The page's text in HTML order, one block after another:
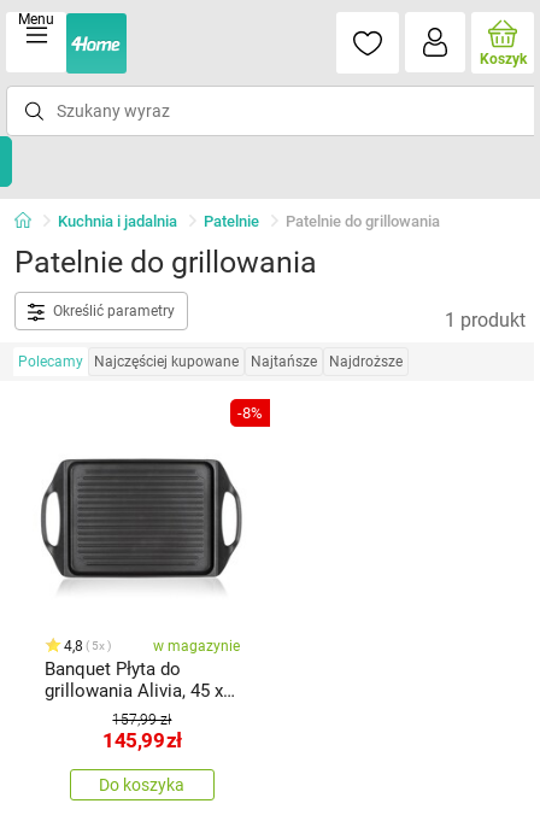
Menu
Koszyk
Kuchnia i jadalnia Patelnie Patelnie do grillowania
Patelnie do grillowania
Określić parametry 1 produkt
Polecamy Najczęściej kupowane Najtańsze Najdroższe
-8%
4,8 5x w magazynie
Banquet Płyta do
grillowania Alivia, 45 x
157,99 zł
145,99zł
Do koszyka